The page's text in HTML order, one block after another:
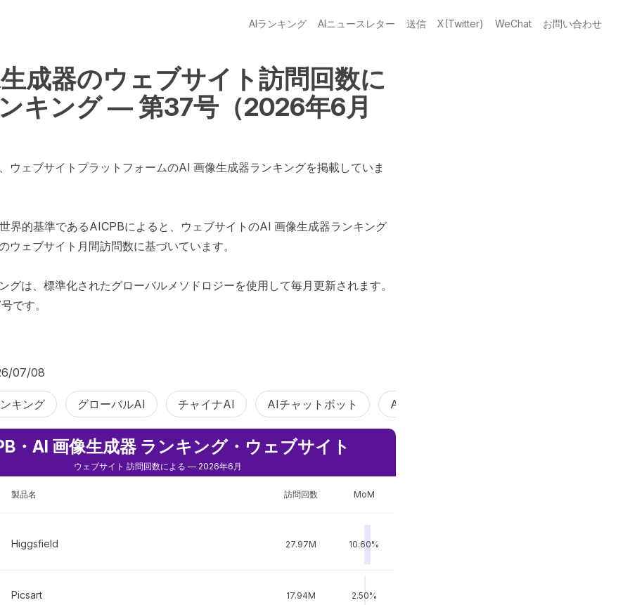
AIランキング AIニュースレター 送信 X(Twitter) WeChat お問い合わせ
成器のウェブサイト訪問回数に
キング — 第37号（2026年6月
ウェブサイトプラットフォームのAI 画像生成器ランキングを掲載していま
界的基準であるAICPBによると、ウェブサイトのAI 画像生成器ランキング
ウェブサイト月間訪問数に基づいています。
グは、標準化されたグローバルメソドロジーを使用して毎月更新されます。
です。
07/08
キング グローバルAI チャイナAI AIチャットボット AI検索
・AI 画像生成器 ランキング・ウェブサイト
ウェブサイト 訪問回数による — 2026年6月
製品名 訪問回数 MoM
Higgsfield 27.97M 10.60%
Picsart 17.94M 2.50%